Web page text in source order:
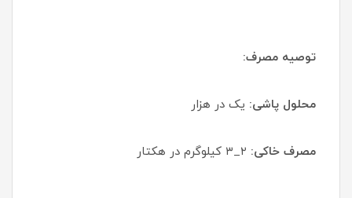
توصیه مصرف:
محلول پاشی: یک در هزار
مصرف خاکی: ۲_۳ کیلوگرم در هکتار